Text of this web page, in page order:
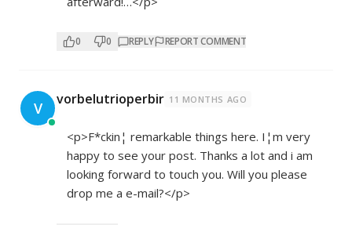
0 0 REPLY REPORT COMMENT
V vorbelutrioperbir 11 MONTHS AGO
<p>F*ckin¦ remarkable things here. I¦m very
happy to see your post. Thanks a lot and i am
looking forward to touch you. Will you please
drop me a e-mail?</p>